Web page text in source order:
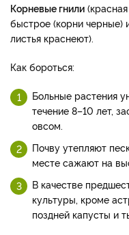
Корневые гнили
быстрое (корни черные)
листья краснеют).
Как бороться:
Больные растения
течение 8–10 лет,
овсом.
Почву утепляют
месте сажают на
В качестве
культуры, кроме
поздней капусты и